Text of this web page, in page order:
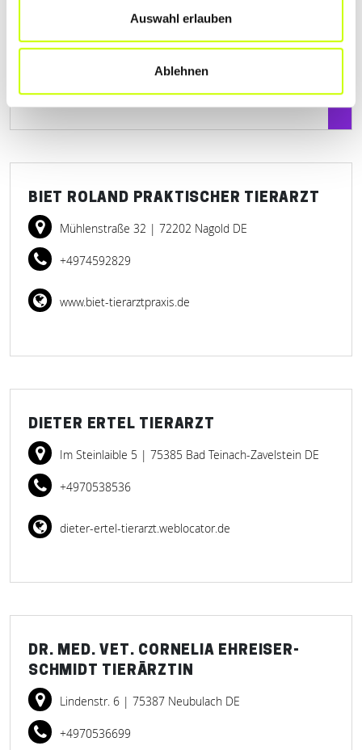
Auswahl erlauben
Ablehnen
Bahnhofstraße 5| 72280 Dornstetten DE
+49744391044
www.tierarzt-baumer.de
BIET ROLAND PRAKTISCHER TIERARZT
Mühlenstraße 32 | 72202 Nagold DE
+4974592829
www.biet-tierarztpraxis.de
DIETER ERTEL TIERARZT
Im Steinlaible 5 | 75385 Bad Teinach-Zavelstein DE
+4970538536
dieter-ertel-tierarzt.weblocator.de
DR. MED. VET. CORNELIA EHREISER-
SCHMIDT TIERÄRZTIN
Lindenstr. 6 | 75387 Neubulach DE
+4970536699